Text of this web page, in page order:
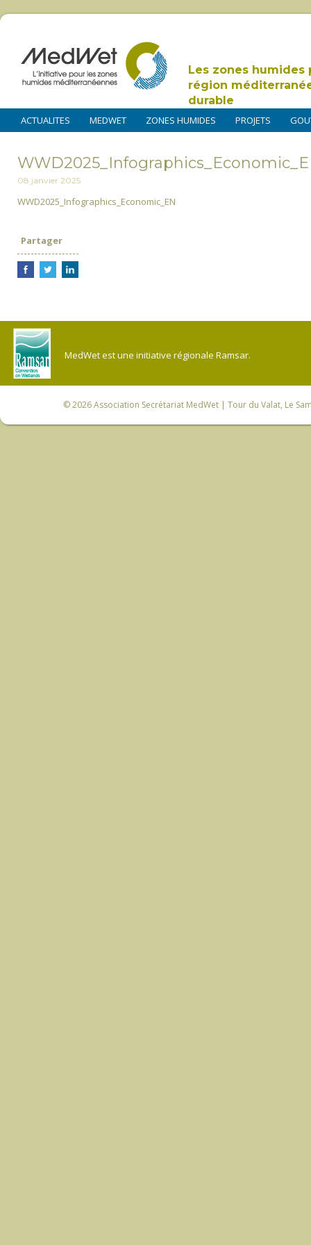
Les zones humides
région
durable
ACTUALITES MEDWET ZONES HUMIDES PROJETS
08 janvier 2025
WWD2025_Infographics_Economic_EN
Partager
MedWet est une initiative régionale Ramsar.
© 2026Association Secrétariat MedWet | Tour du Valat, Le